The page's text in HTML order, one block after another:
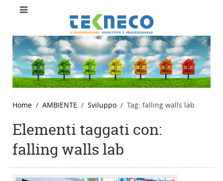
Home AMBIENTE Sviluppo Tag: falling walls lab
Elementi taggati con:
falling walls lab